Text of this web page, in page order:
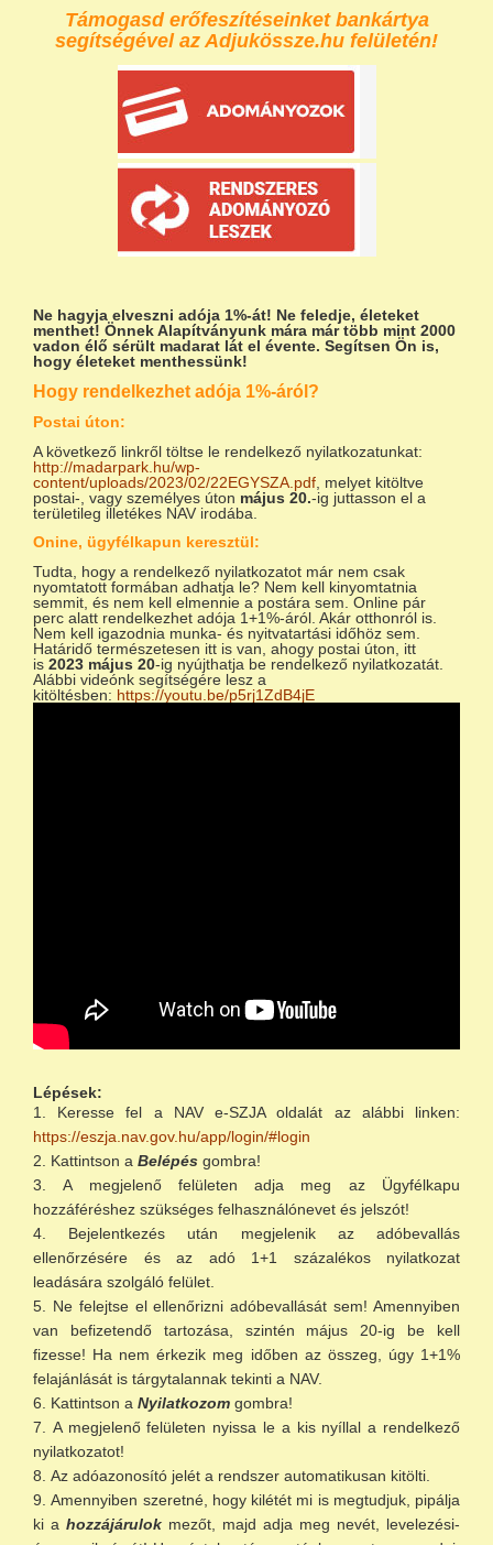
Támogasd erőfeszítéseinket bankártya
segítségével az Adjukössze.hu felületén!
Ne hagyja elveszni adója 1%-át! Ne feledje, életeket
menthet! Önnek Alapítványunk mára már több mint 2000
vadon élő sérült madarat lát el évente. Segítsen Ön is,
hogy életeket menthessünk!
Hogy rendelkezhet adója 1%-áról?
Postai úton:
A következő linkről töltse le rendelkező nyilatkozatunkat:
http://madarpark.hu/wp-
content/uploads/2023/02/22EGYSZA.pdf, melyet kitöltve
postai-, vagy személyes úton május 20.-ig juttasson el a
területileg illetékes NAV irodába.
Onine, ügyfélkapun keresztül:
Tudta, hogy a rendelkező nyilatkozatot már nem csak
nyomtatott formában adhatja le? Nem kell kinyomtatnia
semmit, és nem kell elmennie a postára sem. Online pár
perc alatt rendelkezhet adója 1+1%-áról. Akár otthonról is.
Nem kell igazodnia munka- és nyitvatartási időhöz sem.
Határidő természetesen itt is van, ahogy postai úton, itt
is 2023 május 20-ig nyújthatja be rendelkező nyilatkozatát.
Alábbi videónk segítségére lesz a
kitöltésben: https://youtu.be/p5rj1ZdB4jE
Lépések:
Keresse fel a NAV e-SZJA oldalát az alábbi linken:
https://eszja.nav.gov.hu/app/login/#login
Kattintson a Belépés gombra!
A megjelenő felületen adja meg az Ügyfélkapu
hozzáféréshez szükséges felhasználónevet és jelszót!
Bejelentkezés után megjelenik az adóbevallás
ellenőrzésére és az adó 1+1 százalékos nyilatkozat
leadására szolgáló felület.
Ne felejtse el ellenőrizni adóbevallását sem! Amennyiben
van befizetendő tartozása, szintén május 20-ig be kell
fizesse! Ha nem érkezik meg időben az összeg, úgy 1+1%
felajánlását is tárgytalannak tekinti a NAV.
Kattintson a Nyilatkozom gombra!
A megjelenő felületen nyissa le a kis nyíllal a rendelkező
nyilatkozatot!
Az adóazonosító jelét a rendszer automatikusan kitölti.
Amennyiben szeretné, hogy kilétét mi is megtudjuk, pipálja
ki a hozzájárulok mezőt, majd adja meg nevét, levelezési-